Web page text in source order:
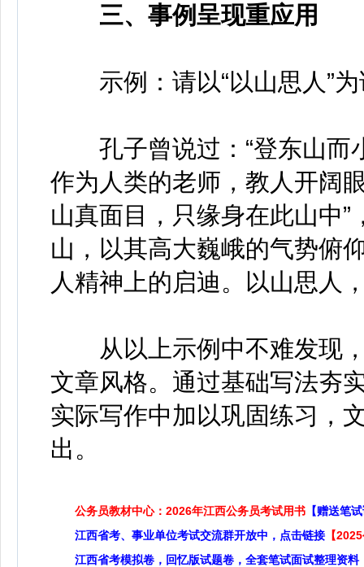
三、事例呈现重应用
示例：请以“以山思人”为
孔子曾说过：“登东山而
作为人类的老师，教人开阔
山真面目，只缘身在此山中
山，以其高大巍峨的气势俯
人精神上的启迪。以山思人
从以上示例中不难发现，
文章风格。通过基础写法夯
实际写作中加以巩固练习，
出。
公务员教材中心：2026年江西公务员考试用书 【赠送笔
江西省考、事业单位考试交流群开放中，点击链接 【
江西省考模拟卷，回忆版试题卷，全套笔试面试整理资料